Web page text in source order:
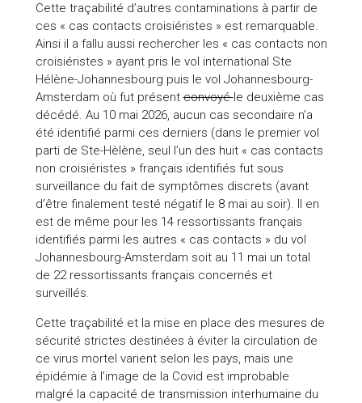
Cette traçabilité d’autres contaminations à partir de
ces « cas contacts croisiéristes » est remarquable.
Ainsi il a fallu aussi rechercher les « cas contacts non
croisiéristes » ayant pris le vol international Ste
Hélène-Johannesbourg puis le vol Johannesbourg-
Amsterdam où fut présentconvoyéle deuxième cas
décédé. Au 10 mai 2026, aucun cas secondaire n’a
été identifié parmi ces derniers (dans le premier vol
parti de Ste-Hèlène, seul l’un des huit « cas contacts
non croisiéristes » français identifiés fut sous
surveillance du fait de symptômes discrets (avant
d’être finalement testé négatif le 8 mai au soir). Il en
est de même pour les 14 ressortissants français
identifiés parmi les autres « cas contacts » du vol
Johannesbourg-Amsterdam soit au 11 mai un total
de 22 ressortissants français concernés et
surveillés.
Cette traçabilité et la mise en place des mesures de
sécurité strictes destinées à éviter la circulation de
ce virus mortel varient selon les pays, mais une
épidémie à l’image de la Covid est improbable
malgré la capacité de transmission interhumaine du